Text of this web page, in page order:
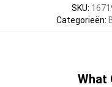
SKU:
Categorieën:
What